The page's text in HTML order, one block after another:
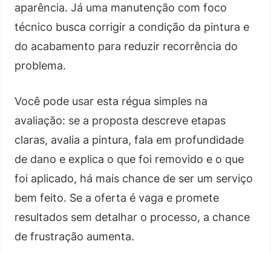
aparência. Já uma manutenção com foco
técnico busca corrigir a condição da pintura e
do acabamento para reduzir recorrência do
problema.
Você pode usar esta régua simples na
avaliação: se a proposta descreve etapas
claras, avalia a pintura, fala em profundidade
de dano e explica o que foi removido e o que
foi aplicado, há mais chance de ser um serviço
bem feito. Se a oferta é vaga e promete
resultados sem detalhar o processo, a chance
de frustração aumenta.